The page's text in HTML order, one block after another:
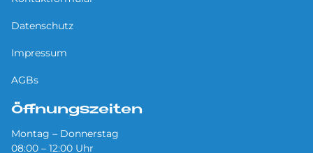
Datenschutz
Impressum
AGBs
Öffnungszeiten
Montag – Donnerstag
08:00 – 12:00 Uhr